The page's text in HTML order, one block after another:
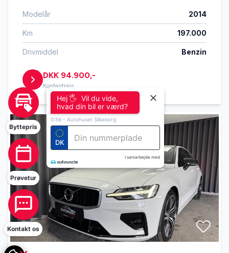
Modelår 2014
Km 197.000
Drivmiddel Benzin
DKK 94.900,-
Kontantpris
Byttepris
Prøvetur
Kontakt os
Hej. 🖐 Er du
interesseret i at booke
en prøvetur? Vi har
åbent i dag fra:
c-l
0:56-
Book prøvetur
I samarbejde med